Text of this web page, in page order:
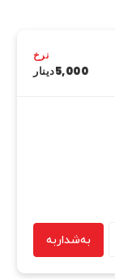
نرخ
5,000دینار
بەشداربە